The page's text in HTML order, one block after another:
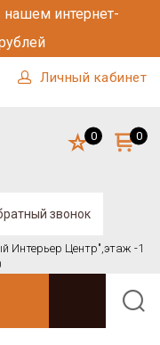
интернет-
Личный кабинет
звонок
Интерьер Центр",этаж -1
0 0